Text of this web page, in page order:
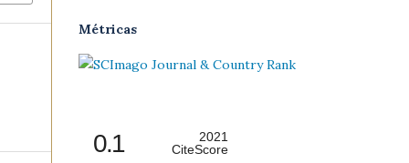
Métricas
0.1
2021
CiteScore